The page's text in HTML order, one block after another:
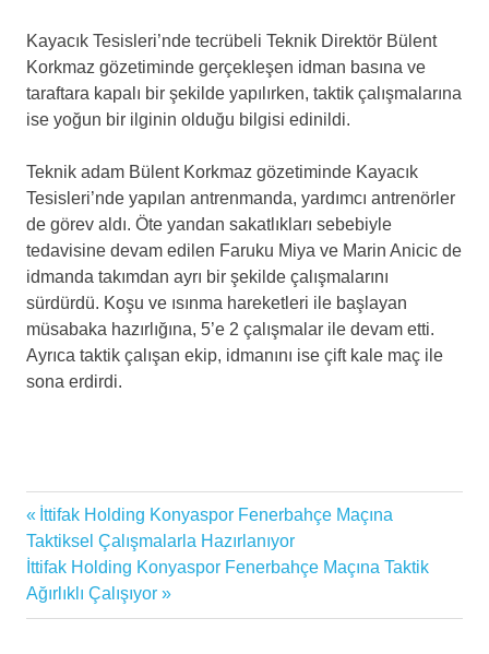
Kayacık Tesisleri’nde tecrübeli Teknik Direktör Bülent
Korkmaz gözetiminde gerçekleşen idman basına ve
taraftara kapalı bir şekilde yapılırken, taktik çalışmalarına
ise yoğun bir ilginin olduğu bilgisi edinildi.
Teknik adam Bülent Korkmaz gözetiminde Kayacık
Tesisleri’nde yapılan antrenmanda, yardımcı antrenörler
de görev aldı. Öte yandan sakatlıkları sebebiyle
tedavisine devam edilen Faruku Miya ve Marin Anicic de
idmanda takımdan ayrı bir şekilde çalışmalarını
sürdürdü. Koşu ve ısınma hareketleri ile başlayan
müsabaka hazırlığına, 5’e 2 çalışmalar ile devam etti.
Ayrıca taktik çalışan ekip, idmanını ise çift kale maç ile
sona erdirdi.
Antrenman
Bülent
Korkmaz
Fenerbahçe
Maçı
Yazı
gezinmesi
Previous
Post:
İttifak Holding Konyaspor Fenerbahçe Maçına
Taktiksel Çalışmalarla Hazırlanıyor
Next
Post:
İttifak Holding Konyaspor Fenerbahçe Maçına Taktik
Ağırlıklı Çalışıyor